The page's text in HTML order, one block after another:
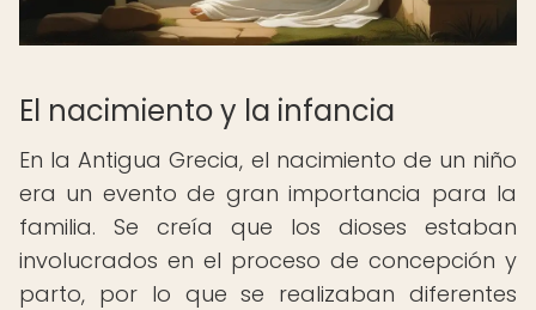
El nacimiento y la infancia
En la Antigua Grecia, el nacimiento de un niño
era un evento de gran importancia para la
familia. Se creía que los dioses estaban
involucrados en el proceso de concepción y
parto, por lo que se realizaban diferentes